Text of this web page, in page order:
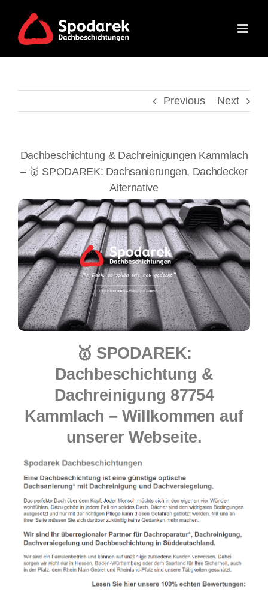
content
Previous Next
Dachbeschichtung & Dachreinigungen Kammlach
– 🥇 SPODAREK: Dachsanierungen, Dachdecker
Alternative
🥇 SPODAREK:
Dachbeschichtung &
Dachreinigung 87754
Kammlach – Willkommen auf
unserer Webseite.